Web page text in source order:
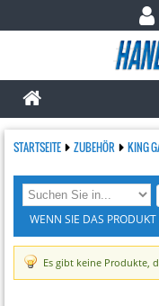
STARTSEITE ZUBEHÖR KING
WENN SIE DAS
Es gibt keine Produkte,